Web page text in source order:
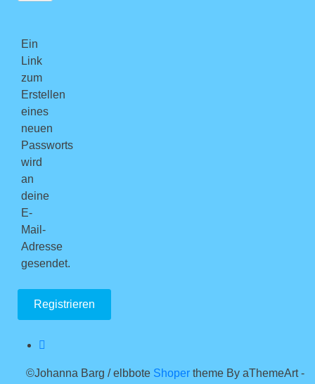
Ein
Link
zum
Erstellen
eines
neuen
Passworts
wird
an
deine
E-
Mail-
Adresse
gesendet.
Registrieren
©Johanna Barg / elbbote Shoper theme By aThemeArt -